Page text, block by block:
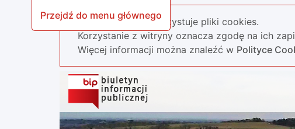
Przejdź do menu głównego
Nasza strona wykorzystuje pliki cookies.
Korzystanie z witryny oznacza zgodę na ich
Więcej informacji można znaleźć w Polityce